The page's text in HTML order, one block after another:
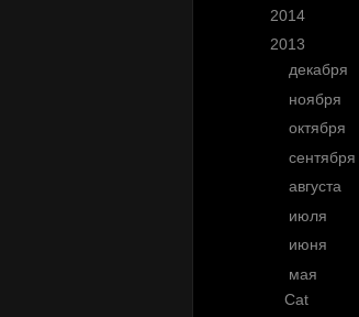
2014
2013
декабря
ноября
октября
сентября
августа
июля
июня
мая
Cat